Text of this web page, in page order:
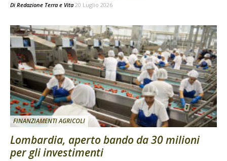
Di Redazione Terra e Vita 20 Luglio 2026
FINANZIAMENTI AGRICOLI
Lombardia, aperto bando da 30 milioni
per gli investimenti